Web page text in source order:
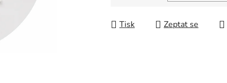
Tisk Zeptat se